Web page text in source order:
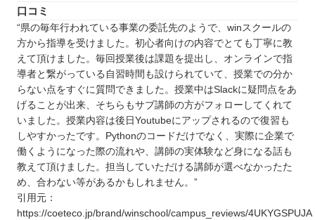
口コミ
“県の毎年行われている事業の委託先のようで、winスクールの
方から指導を受けました。初心者向けの内容でとても丁寧に教
えて頂けました。毎回授業後は課題を提出し、オンラインで指
導者と繋がっている自習時間も設けられていて、授業での分か
らない点をすぐに質問できました。授業中はSlackに疑問点をあ
げることが出来、そちらもサブ講師の方がフォローしてくれて
いました。授業内容は後日Youtubeにアップされるので復習も
しやすかったです。Pythonのコードだけでなく、実際に企業で
働くようになった際の流れや、講師の実体験など身になる話も
教えて頂けました。担当していただける講師が選べなかったた
め、合わない等があるかもしれません。”
引用元：
https://coeteco.jp/brand/winschool/campus_reviews/4UKYGSPUJA